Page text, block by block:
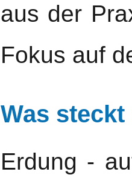
aus der
Fokus auf
Was
Erdung -